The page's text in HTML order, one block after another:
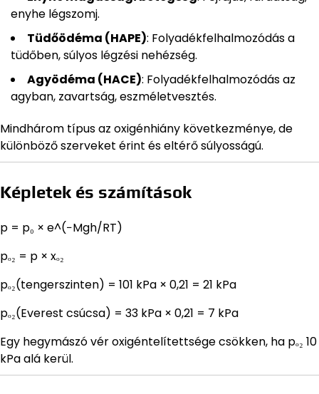
enyhe légszomj.
Tüdőödéma (HAPE): Folyadékfelhalmozódás a
tüdőben, súlyos légzési nehézség.
Agyödéma (HACE): Folyadékfelhalmozódás az
agyban, zavartság, eszméletvesztés.
Mindhárom típus az oxigénhiány következménye, de
különböző szerveket érint és eltérő súlyosságú.
Képletek és számítások
p = p₀ × e^(−Mgh/RT)
pₒ₂ = p × xₒ₂
pₒ₂(tengerszinten) = 101 kPa × 0,21 = 21 kPa
pₒ₂(Everest csúcsa) = 33 kPa × 0,21 = 7 kPa
Egy hegymászó vér oxigéntelítettsége csökken, ha pₒ₂ 10
kPa alá kerül.